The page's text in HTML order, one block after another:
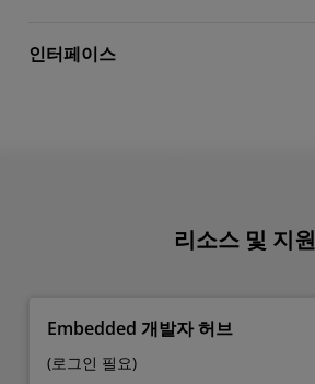
인터페이스
리소스 및 지원
Embedded 개발자 허브
(로그인 필요)